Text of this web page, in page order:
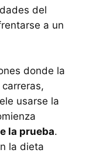
del
a un
donde la
usarse la
la prueba.
la dieta